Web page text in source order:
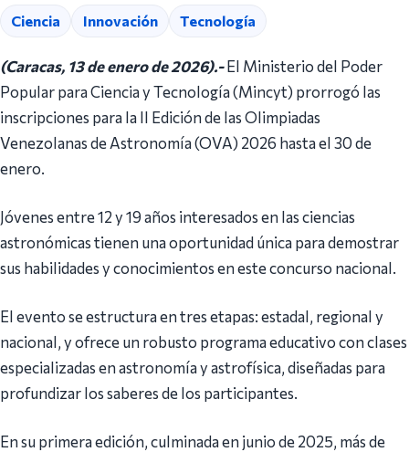
Ciencia Innovación Tecnología
(Caracas, 13 de enero de 2026).-El Ministerio del Poder
Popular para Ciencia y Tecnología (Mincyt) prorrogó las
inscripciones para la II Edición de las Olimpiadas
Venezolanas de Astronomía (OVA) 2026 hasta el 30 de
enero.
Jóvenes entre 12 y 19 años interesados en las ciencias
astronómicas tienen una oportunidad única para demostrar
sus habilidades y conocimientos en este concurso nacional.
El evento se estructura en tres etapas: estadal, regional y
nacional, y ofrece un robusto programa educativo con clases
especializadas en astronomía y astrofísica, diseñadas para
profundizar los saberes de los participantes.
En su primera edición, culminada en junio de 2025, más de